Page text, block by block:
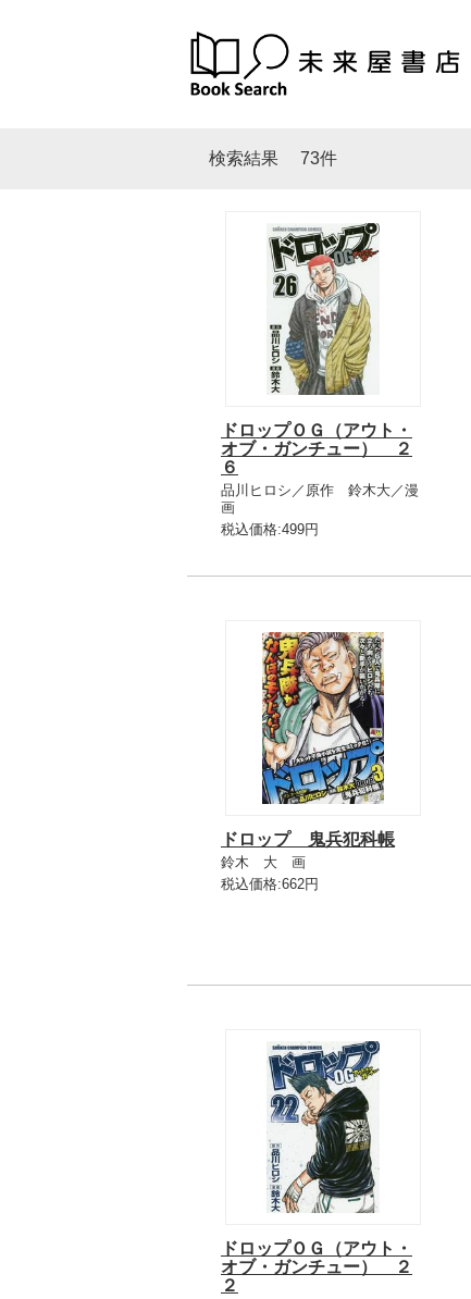
検索結果 73件
ドロップＯＧ（アウト・
オブ・ガンチュー） ２
６
品川ヒロシ／原作 鈴木大／漫
画
税込価格:499円
ドロップ 鬼兵犯科帳
鈴木 大 画
税込価格:662円
ドロップＯＧ（アウト・
オブ・ガンチュー） ２
２